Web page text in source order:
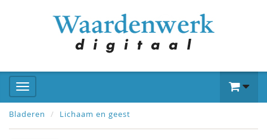
Bladeren Lichaam en geest